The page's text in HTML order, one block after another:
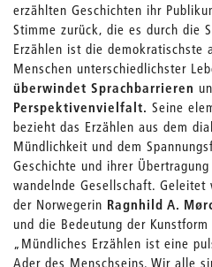
erzählten Geschichten ihr
Stimme zurück, die es durch die
Erzählen ist die demokratischste
Menschen unterschiedlichster
überwindet Sprachbarrieren
Perspektivenvielfalt. Seine
bezieht das Erzählen aus dem
Mündlichkeit und dem
Geschichte und ihrer
wandelnde Gesellschaft.
der Norwegerin Ragnhild A.
und die Bedeutung der Kunstform
„Mündliches Erzählen ist eine
Ader des Menschseins. Wir alle